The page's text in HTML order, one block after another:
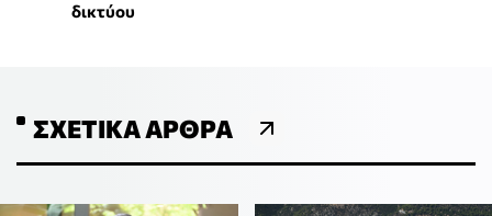
δικτύου
ΣΧΕΤΙΚΆ ΆΡΘΡΑ